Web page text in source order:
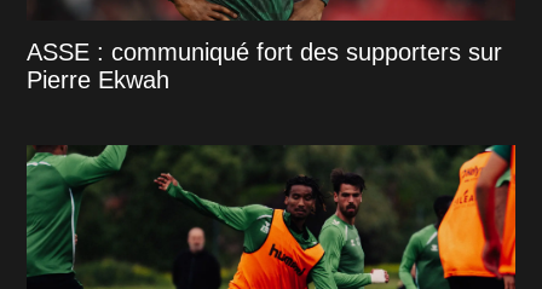
ASSE : communiqué fort des supporters sur
Pierre Ekwah